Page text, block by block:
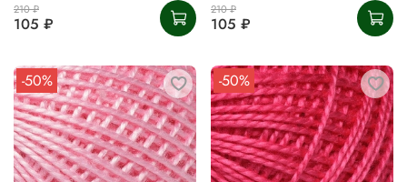
210 ₽
105 ₽
210 ₽
105 ₽
-50% -50%